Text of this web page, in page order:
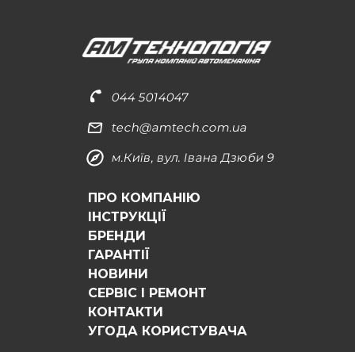
044 5014047
tech@amtech.com.ua
м.Київ, вул. Івана Дзюби 9
ПРО КОМПАНІЮ
ІНСТРУКЦІЇ
БРЕНДИ
ГАРАНТІЇ
НОВИНИ
СЕРВІС І РЕМОНТ
КОНТАКТИ
УГОДА КОРИСТУВАЧА